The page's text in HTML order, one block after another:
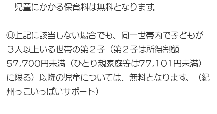
児童にかかる保育料は無料となります。
◎上記に該当しない場合でも、同一世帯内で子どもが
３人以上いる世帯の第２子（第２子は所得割額
57,700円未満（ひとり親家庭等は77,101円未満）
に限る）以降の児童については、無料となります。（紀
州っこいっぱいサポート）